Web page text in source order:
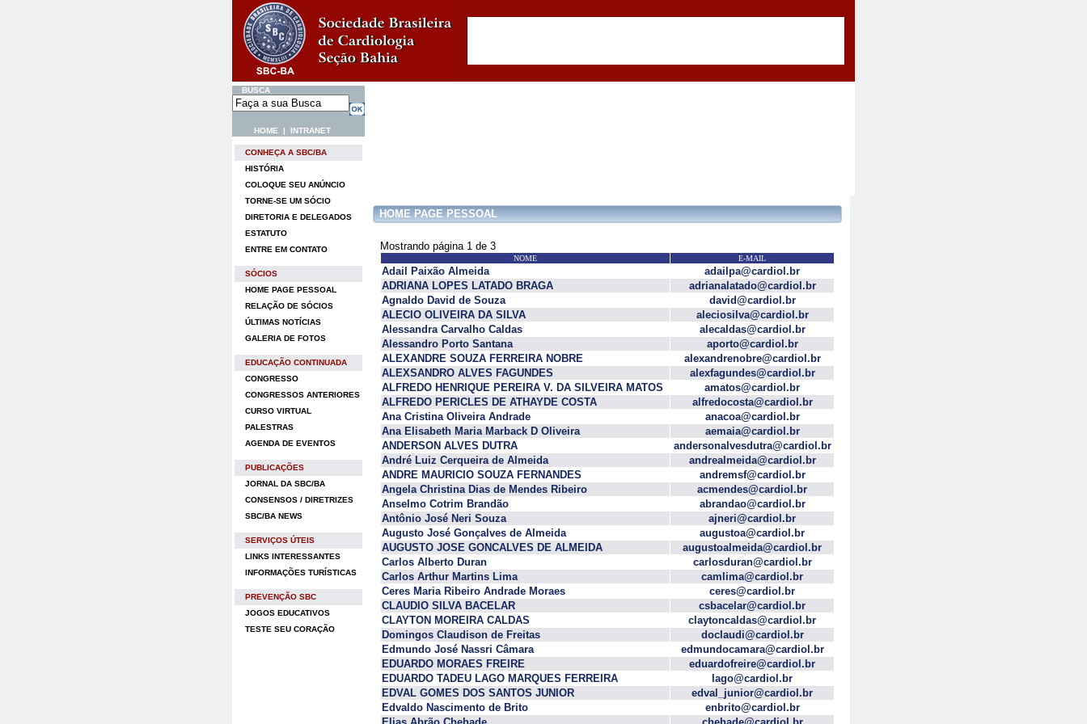
BUSCA
HOME | INTRANET
CONHEÇA A SBC/BA
HISTÓRIA
COLOQUE SEU ANÚNCIO
TORNE-SE UM SÓCIO
DIRETORIA E DELEGADOS
ESTATUTO
ENTRE EM CONTATO
SÓCIOS
HOME PAGE PESSOAL
RELAÇÃO DE SÓCIOS
ÚLTIMAS NOTÍCIAS
GALERIA DE FOTOS
EDUCAÇÃO CONTINUADA
CONGRESSO
CONGRESSOS ANTERIORES
CURSO VIRTUAL
PALESTRAS
AGENDA DE EVENTOS
PUBLICAÇÕES
JORNAL DA SBC/BA
CONSENSOS / DIRETRIZES
SBC/BA NEWS
SERVIÇOS ÚTEIS
LINKS INTERESSANTES
INFORMAÇÕES TURÍSTICAS
PREVENÇÃO SBC
JOGOS EDUCATIVOS
TESTE SEU CORAÇÃO
HOME PAGE PESSOAL
Mostrando página 1 de 3
NOME E-MAIL
Adail Paixão Almeida
adailpa@cardiol.br
ADRIANA LOPES LATADO BRAGA
adrianalatado@cardiol.br
Agnaldo David de Souza
david@cardiol.br
ALECIO OLIVEIRA DA SILVA
aleciosilva@cardiol.br
Alessandra Carvalho Caldas
alecaldas@cardiol.br
Alessandro Porto Santana
aporto@cardiol.br
ALEXANDRE SOUZA FERREIRA NOBRE
alexandrenobre@cardiol.br
ALEXSANDRO ALVES FAGUNDES
alexfagundes@cardiol.br
ALFREDO HENRIQUE PEREIRA V. DA SILVEIRA MATOS
amatos@cardiol.br
ALFREDO PERICLES DE ATHAYDE COSTA
alfredocosta@cardiol.br
Ana Cristina Oliveira Andrade
anacoa@cardiol.br
Ana Elisabeth Maria Marback D Oliveira
aemaia@cardiol.br
ANDERSON ALVES DUTRA
andersonalvesdutra@cardiol.br
André Luiz Cerqueira de Almeida
andrealmeida@cardiol.br
ANDRE MAURICIO SOUZA FERNANDES
andremsf@cardiol.br
Angela Christina Dias de Mendes Ribeiro
acmendes@cardiol.br
Anselmo Cotrim Brandão
abrandao@cardiol.br
Antônio José Neri Souza
ajneri@cardiol.br
Augusto José Gonçalves de Almeida
augustoa@cardiol.br
AUGUSTO JOSE GONCALVES DE ALMEIDA
augustoalmeida@cardiol.br
Carlos Alberto Duran
carlosduran@cardiol.br
Carlos Arthur Martins Lima
camlima@cardiol.br
Ceres Maria Ribeiro Andrade Moraes
ceres@cardiol.br
CLAUDIO SILVA BACELAR
csbacelar@cardiol.br
CLAYTON MOREIRA CALDAS
claytoncaldas@cardiol.br
Domingos Claudison de Freitas
doclaudi@cardiol.br
Edmundo José Nassri Câmara
edmundocamara@cardiol.br
EDUARDO MORAES FREIRE
eduardofreire@cardiol.br
EDUARDO TADEU LAGO MARQUES FERREIRA
lago@cardiol.br
EDVAL GOMES DOS SANTOS JUNIOR
edval_junior@cardiol.br
Edvaldo Nascimento de Brito
enbrito@cardiol.br